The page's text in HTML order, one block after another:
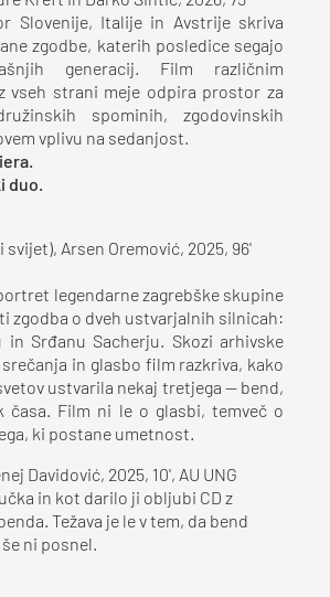
Slovenije, Italije in Avstrije skriva
zgodbe, katerih posledice segajo
generacij. Film različnim
vseh strani meje odpira prostor za
spominih, zgodovinskih
vplivu na sedanjost.
duo.
svijet), Arsen Oremović, 2025, 96'
legendarne zagrebške skupine
zgodba o dveh ustvarjalnih silnicah:
in Srđanu Sacherju. Skozi arhivske
in glasbo film razkriva, kako
ustvarila nekaj tretjega — bend,
časa. Film ni le o glasbi, temveč o
ki postane umetnost.
Davidović, 2025, 10', AU UNG
in kot darilo ji obljubi CD z
Težava je le v tem, da bend
ni posnel.